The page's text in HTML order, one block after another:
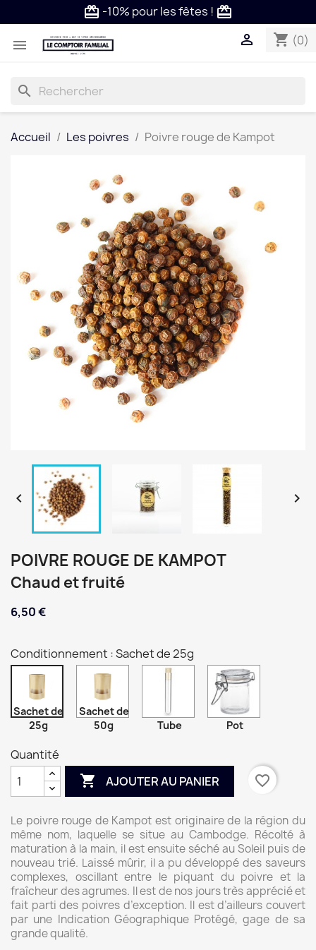
card_giftcard -10% pour les fêtes ! card_giftcard

shopping_cart (0)

search
Accueil Les poivres Poivre rouge de Kampot
 
POIVRE ROUGE DE KAMPOT
Chaud et fruité
6,50 €
Conditionnement : Sachet de 25g
Sachet de
25g
Sachet de
50g
Tube Pot
Quantité
 AJOUTER AU PANIER favorite_border
Le poivre rouge de Kampot est originaire de la région du
même nom, laquelle se situe au Cambodge. Récolté à
maturation à la main, il est ensuite séché au Soleil puis de
nouveau trié. Laissé mûrir, il a pu développé des saveurs
complexes, oscillant entre le piquant du poivre et la
fraîcheur des agrumes. Il est de nos jours très apprécié et
fait parti des poivres d’exception. Il est d’ailleurs couvert
par une Indication Géographique Protégé, gage de sa
grande qualité.